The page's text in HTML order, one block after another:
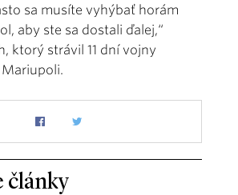
sa musíte vyhýbať horám
aby ste sa dostali ďalej,“
ktorý strávil 11 dní vojny
články